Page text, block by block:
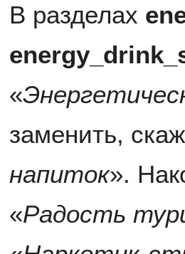
В разделах
«
заменить,
напиток».
«Радость